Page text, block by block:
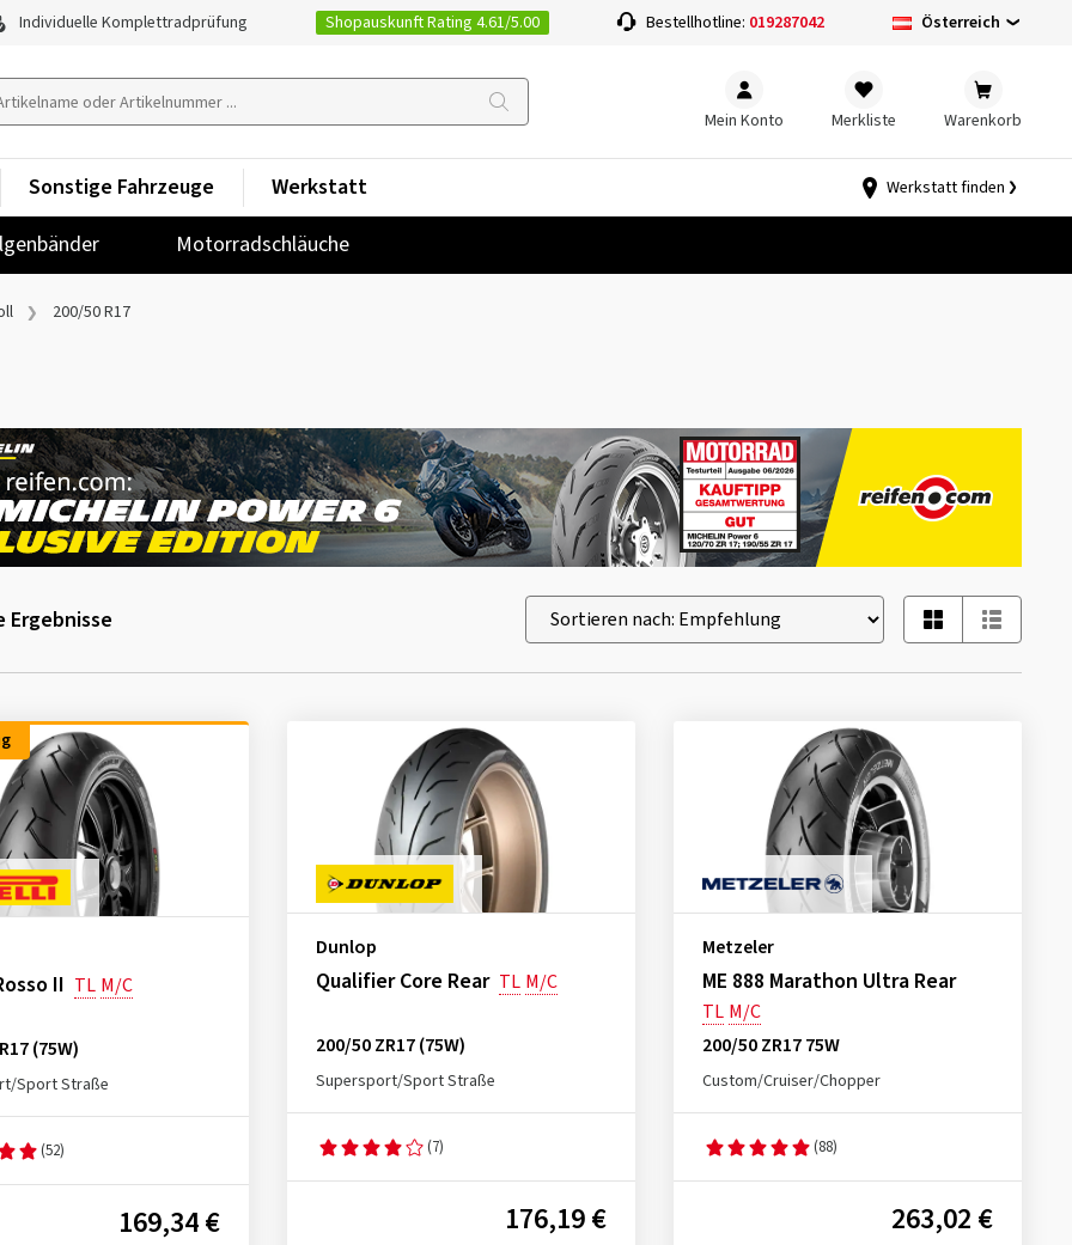
Individuelle Komplettradprüfung Shopauskunft Rating 4.61/5.00 Bestellhotline: 019287042 Österreich
Mein Konto Merkliste Warenkorb
Motorradschläuche
Sonstige Fahrzeuge Werkstatt Werkstatt finden
200/50 R17
Ergebnisse
II TL M/C
(75W)
Sport Straße
(52)
169,34 €
Dunlop
Qualifier Core Rear TL M/C
200/50 ZR17 (75W)
Supersport/Sport Straße
(7)
176,19 €
Metzeler
ME 888 Marathon Ultra Rear
TL M/C
200/50 ZR17 75W
Custom/Cruiser/Chopper
(88)
263,02 €